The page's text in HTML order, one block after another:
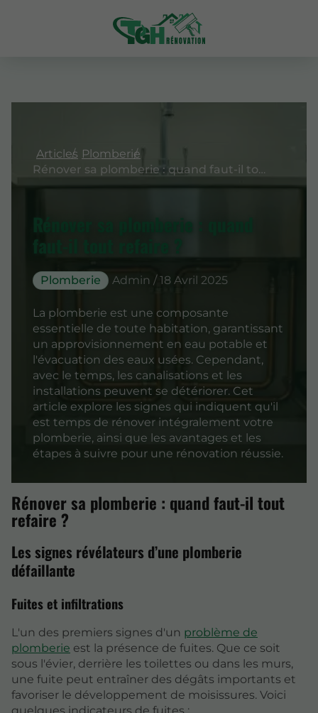
Articles Plomberie
Rénover sa plomberie : quand faut-il tout refaire ?
Rénover sa plomberie : quand
faut-il tout refaire ?
Plomberie Admin / 18 Avril 2025
La plomberie est une composante
essentielle de toute habitation, garantissant
un approvisionnement en eau potable et
l'évacuation des eaux usées. Cependant,
avec le temps, les canalisations et les
installations peuvent se détériorer. Cet
article explore les signes qui indiquent qu'il
est temps de rénover intégralement votre
plomberie, ainsi que les avantages et les
étapes à suivre pour une rénovation réussie.
Rénover sa plomberie : quand faut-il tout
refaire ?
Les signes révélateurs d’une plomberie
défaillante
Fuites et infiltrations
L'un des premiers signes d'un problème de
plomberie est la présence de fuites. Que ce soit
sous l'évier, derrière les toilettes ou dans les murs,
une fuite peut entraîner des dégâts importants et
favoriser le développement de moisissures. Voici